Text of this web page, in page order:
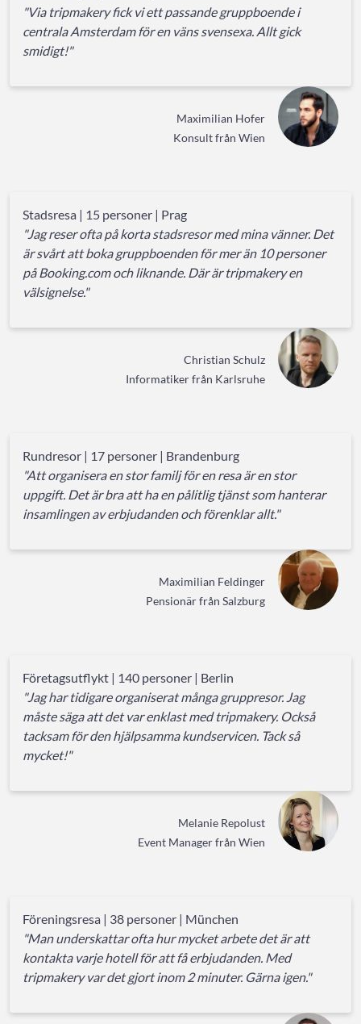
"Via tripmakery fick vi ett passande gruppboende i
centrala Amsterdam för en väns svensexa. Allt gick
smidigt!"
Maximilian Hofer
Konsult från Wien
Stadsresa | 15 personer | Prag
"Jag reser ofta på korta stadsresor med mina vänner. Det
är svårt att boka gruppboenden för mer än 10 personer
på Booking.com och liknande. Där är tripmakery en
välsignelse."
Christian Schulz
Informatiker från Karlsruhe
Rundresor | 17 personer | Brandenburg
"Att organisera en stor familj för en resa är en stor
uppgift. Det är bra att ha en pålitlig tjänst som hanterar
insamlingen av erbjudanden och förenklar allt."
Maximilian Feldinger
Pensionär från Salzburg
Företagsutflykt | 140 personer | Berlin
"Jag har tidigare organiserat många gruppresor. Jag
måste säga att det var enklast med tripmakery. Också
tacksam för den hjälpsamma kundservicen. Tack så
mycket!"
Melanie Repolust
Event Manager från Wien
Föreningsresa | 38 personer | München
"Man underskattar ofta hur mycket arbete det är att
kontakta varje hotell för att få erbjudanden. Med
tripmakery var det gjort inom 2 minuter. Gärna igen."